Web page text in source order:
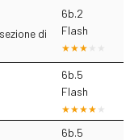
di
6b.2
Flash
6b.5
Flash
6b.5